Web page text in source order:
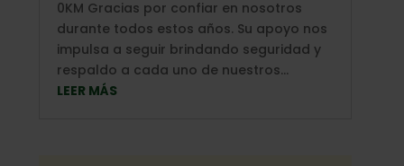
0KM Gracias por confiar en nosotros
durante todos estos años. Su apoyo nos
impulsa a seguir brindando seguridad y
respaldo a cada uno de nuestros...
LEER MÁS